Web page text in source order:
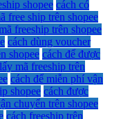
shopee cách có
free ship trên shopee
freeship trên shopee
cách dùng voucher
shopee cách để được
mã freeship trên
cách để miễn phí vận
shopee cách được
chuyển trên shopee
cách freeship trên